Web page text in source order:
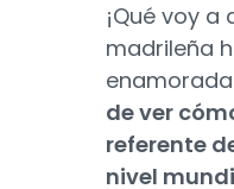
¡Qué voy a
madrileña
de ver
referente
nivel